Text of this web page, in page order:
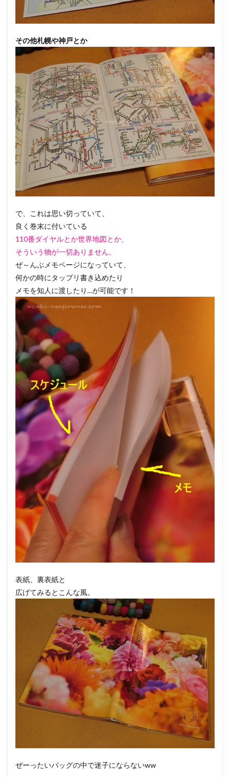
その他札幌や神戸とか
で、これは思い切っていて、
良く巻末に付いている
110番ダイヤルとか世界地図とか、
そういう物が一切ありません。
ぜ～んぶメモページになっていて、
何かの時にタップリ書き込めたり
メモを知人に渡したり…が可能です！
表紙、裏表紙と
広げてみるとこんな風。
ぜーったいバッグの中で迷子にならないww